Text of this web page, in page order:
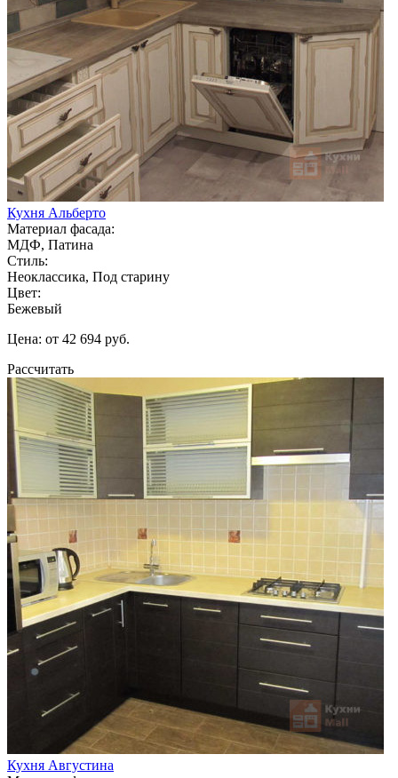
Кухня Альберто
Материал фасада:
МДФ, Патина
Стиль:
Неоклассика, Под старину
Цвет:
Бежевый
Цена: от 42 694 руб.
Рассчитать
Кухня Августина